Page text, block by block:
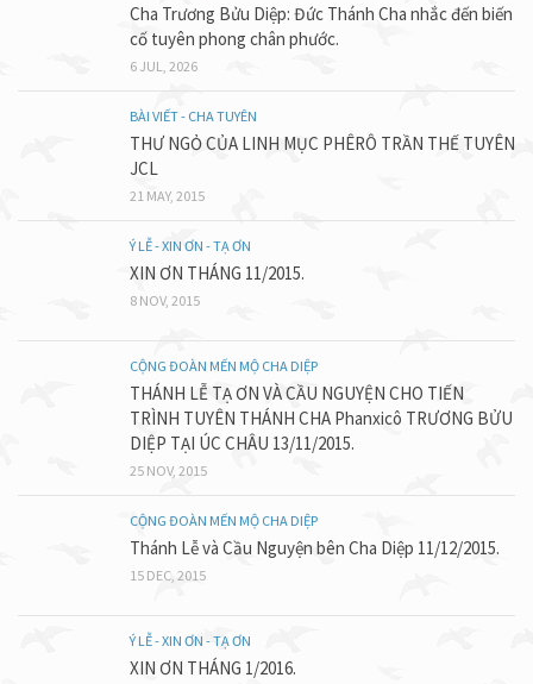
Cha Trương Bửu Diệp: Đức Thánh Cha nhắc đến biến
cố tuyên phong chân phước.
6 JUL, 2026
BÀI VIẾT - CHA TUYÊN
THƯ NGỎ CỦA LINH MỤC PHÊRÔ TRẦN THẾ TUYÊN
JCL
21 MAY, 2015
Ý LỄ - XIN ƠN - TẠ ƠN
XIN ƠN THÁNG 11/2015.
8 NOV, 2015
CỘNG ĐOÀN MẾN MỘ CHA DIỆP
THÁNH LỄ TẠ ƠN VÀ CẦU NGUYỆN CHO TIẾN
TRÌNH TUYÊN THÁNH CHA Phanxicô TRƯƠNG BỬU
DIỆP TẠI ÚC CHÂU 13/11/2015.
25 NOV, 2015
CỘNG ĐOÀN MẾN MỘ CHA DIỆP
Thánh Lễ và Cầu Nguyện bên Cha Diệp 11/12/2015.
15 DEC, 2015
Ý LỄ - XIN ƠN - TẠ ƠN
XIN ƠN THÁNG 1/2016.